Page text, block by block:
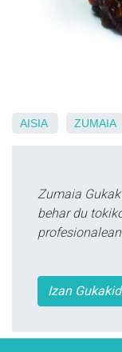
AISIA ZUMAIA
Zumaia
behar du
Izan